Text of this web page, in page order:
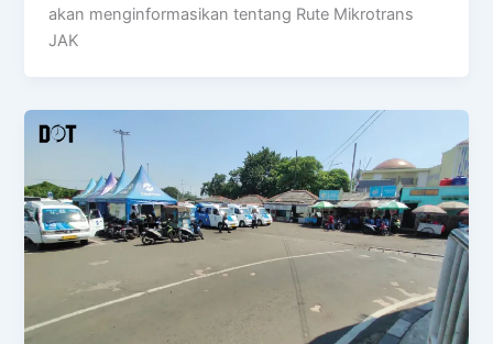
akan menginformasikan tentang Rute Mikrotrans
JAK